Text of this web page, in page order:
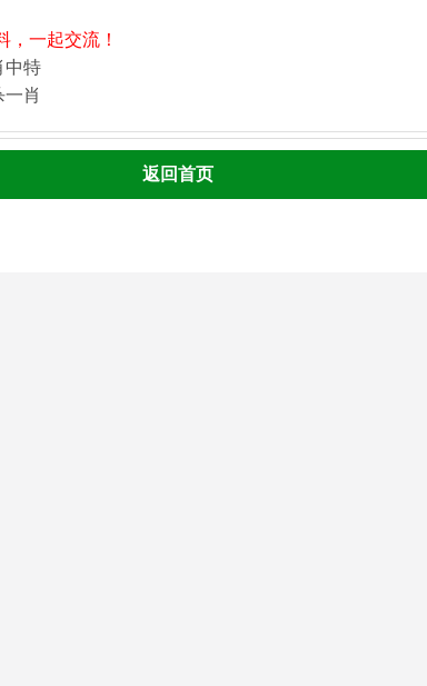
，一起交流！
中特
一肖
返回首页